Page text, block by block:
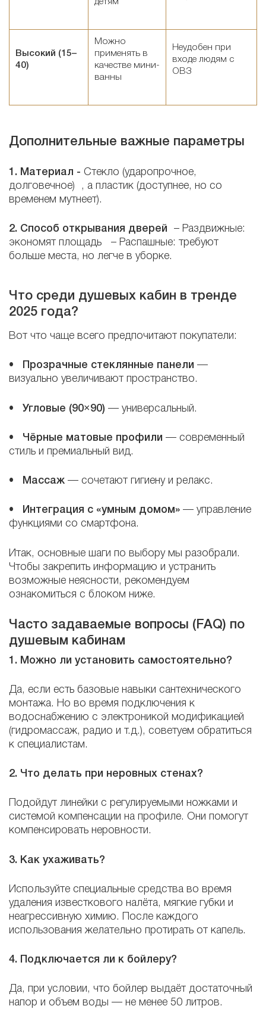
детям
Высокий (15–
40)
Можно
применять в
качестве мини-
ванны
Неудобен при
входе людям с
ОВЗ
Дополнительные важные параметры
1. Материал - Стекло (ударопрочное,
долговечное) , а пластик (доступнее, но со
временем мутнеет).
2. Способ открывания дверей – Раздвижные:
экономят площадь – Распашные: требуют
больше места, но легче в уборке.
Что среди душевых кабин в тренде
2025 года?
Вот что чаще всего предпочитают покупатели:
• Прозрачные стеклянные панели —
визуально увеличивают пространство.
• Угловые (90×90) — универсальный.
• Чёрные матовые профили — современный
стиль и премиальный вид.
• Массаж — сочетают гигиену и релакс.
• Интеграция с «умным домом» — управление
функциями со смартфона.
Итак, основные шаги по выбору мы разобрали.
Чтобы закрепить информацию и устранить
возможные неясности, рекомендуем
ознакомиться с блоком ниже.
Часто задаваемые вопросы (FAQ) по
душевым кабинам
1. Можно ли установить самостоятельно?
Да, если есть базовые навыки сантехнического
монтажа. Но во время подключения к
водоснабжению с электроникой модификацией
(гидромассаж, радио и т.д.), советуем обратиться
к специалистам.
2. Что делать при неровных стенах?
Подойдут линейки с регулируемыми ножками и
системой компенсации на профиле. Они помогут
компенсировать неровности.
3. Как ухаживать?
Используйте специальные средства во время
удаления известкового налёта, мягкие губки и
неагрессивную химию. После каждого
использования желательно протирать от капель.
4. Подключается ли к бойлеру?
Да, при условии, что бойлер выдаёт достаточный
напор и объем воды — не менее 50 литров.